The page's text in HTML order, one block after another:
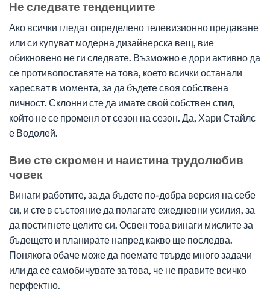
Не следвате тенденциите
Ако всички гледат определено телевизионно предаване
или си купуват модерна дизайнерска вещ, вие
обикновено не ги следвате. Възможно е дори активно да
се противопоставяте на това, което всички останали
харесват в момента, за да бъдете своя собствена
личност. Склонни сте да имате свой собствен стил,
който не се променя от сезон на сезон. Да, Хари Стайлс
е Водолей.
Вие сте скромен и наистина трудолюбив
човек
Винаги работите, за да бъдете по-добра версия на себе
си, и сте в състояние да полагате ежедневни усилия, за
да постигнете целите си. Освен това винаги мислите за
бъдещето и планирате напред какво ще последва.
Понякога обаче може да поемате твърде много задачи
или да се самобичувате за това, че не правите всичко
перфектно.